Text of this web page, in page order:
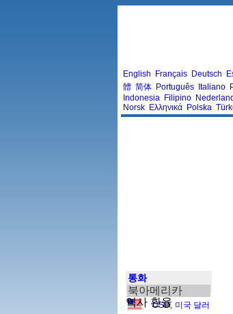
English Français Deutsch
體 简体 Português Italiano
Indonesia Filipino
Norsk Ελληνικά Polska
통화
북아메리카
USD, 미국 달러
역사 환율